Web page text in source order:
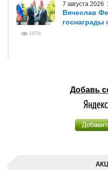
7 августа 2026
Вячеслав
госнаграды
1078
Добавь